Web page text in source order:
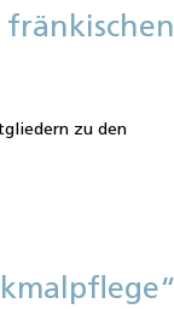
zu den